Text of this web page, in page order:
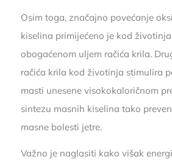
Osim toga, značajno povećanje
kiselina primijećeno je kod
obogaćenom uljem račića krila.
račića krila kod životinja stimulira
masti unesene visokokaloričnom
sintezu masnih kiselina tako
masne bolesti jetre.
Važno je naglasiti kako višak